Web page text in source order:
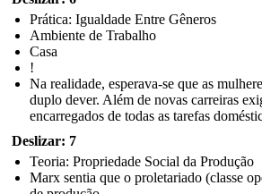
Prática: Igualdade Entre Gêneros
Ambiente de Trabalho
Casa
!
Na realidade, esperava-se que as
duplo dever. Além de novas carreiras
encarregados de todas as tarefas
Deslizar: 7
Teoria: Propriedade Social da Produção
Marx sentia que o proletariado (classe